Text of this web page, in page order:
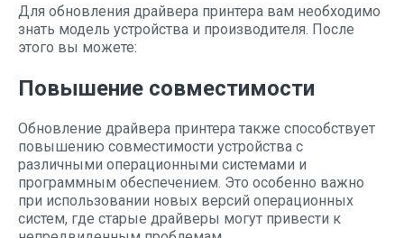
Для обновления драйвера принтера вам необходимо
знать модель устройства и производителя. После
этого вы можете:
Повышение совместимости
Обновление драйвера принтера также способствует
повышению совместимости устройства с
различными операционными системами и
программным обеспечением. Это особенно важно
при использовании новых версий операционных
систем, где старые драйверы могут привести к